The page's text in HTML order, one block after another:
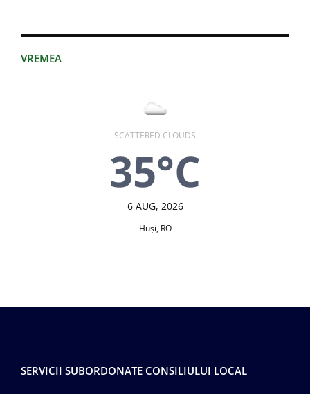
VREMEA
SCATTERED CLOUDS
35°C
6 AUG, 2026
Huşi, RO
SERVICII SUBORDONATE CONSILIULUI LOCAL